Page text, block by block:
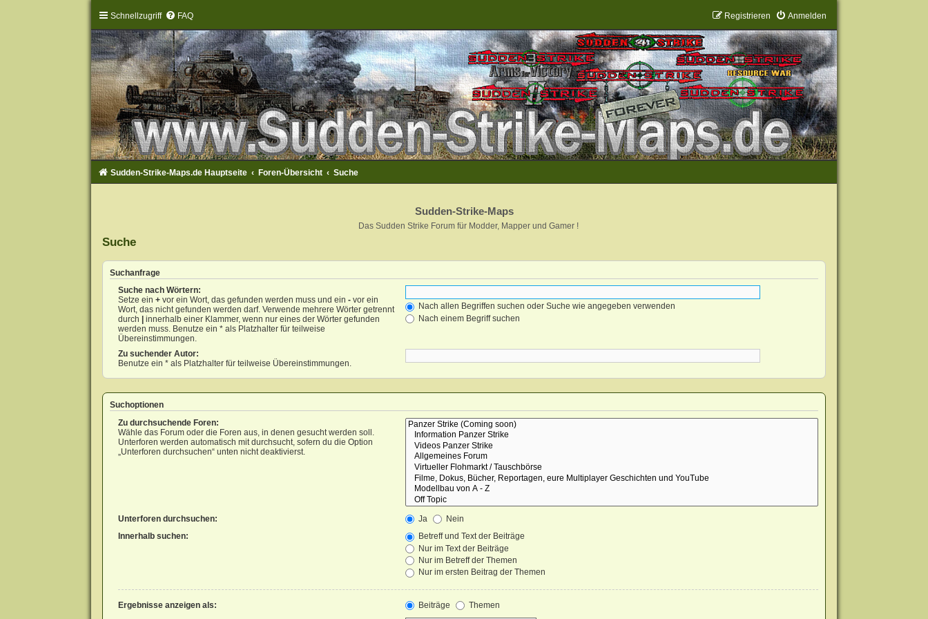
Schnellzugriff FAQ Anmelden
Registrieren
Sudden-Strike-Maps.de Hauptseite Foren-Übersicht Suche
Sudden-Strike-Maps
Das Sudden Strike Forum für Modder, Mapper und Gamer !
Suche
Suchanfrage
Suche nach Wörtern:
Setze ein +vor ein Wort, das gefunden werden muss und ein -vor ein
Wort, das nicht gefunden werden darf. Verwende mehrere Wörter getrennt
durch
innerhalb einer Klammer, wenn nur eines der Wörter gefunden
werden muss. Benutze ein * als Platzhalter für teilweise
Übereinstimmungen.
Nach allen Begriffen suchen oder Suche wie angegeben verwenden
Nach einem Begriff suchen
Zu suchender Autor:
Benutze ein * als Platzhalter für teilweise Übereinstimmungen.
Suchoptionen
Zu durchsuchende Foren:
Wähle das Forum oder die Foren aus, in denen gesucht werden soll.
Unterforen werden automatisch mit durchsucht, sofern du die Option
„Unterforen durchsuchen“ unten nicht deaktivierst.
Unterforen durchsuchen: Ja
Nein
Innerhalb suchen:
Betreff und Text der Beiträge
Nur im Text der Beiträge
Nur im Betreff der Themen
Nur im ersten Beitrag der Themen
Ergebnisse anzeigen als: Beiträge
Themen